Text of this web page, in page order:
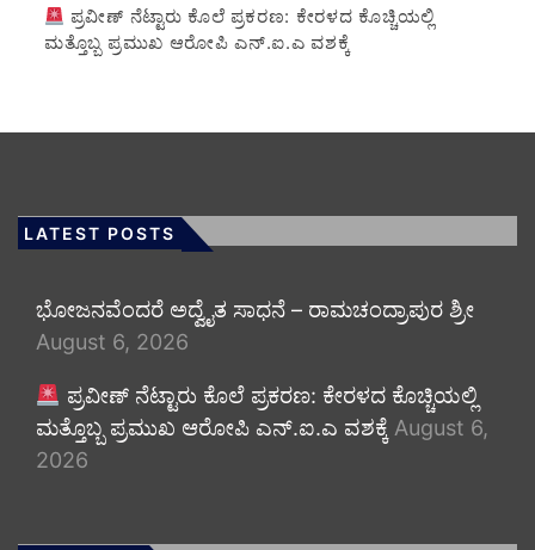
ಪ್ರವೀಣ್ ನೆಟ್ಟಾರು ಕೊಲೆ ಪ್ರಕರಣ: ಕೇರಳದ ಕೊಚ್ಚಿಯಲ್ಲಿ
ಮತ್ತೊಬ್ಬ ಪ್ರಮುಖ ಆರೋಪಿ ಎನ್.ಐ.ಎ ವಶಕ್ಕೆ
LATEST POSTS
ಭೋಜನವೆಂದರೆ ಅದ್ವೈತ ಸಾಧನೆ – ರಾಮಚಂದ್ರಾಪುರ ಶ್ರೀ
August 6, 2026
ಪ್ರವೀಣ್ ನೆಟ್ಟಾರು ಕೊಲೆ ಪ್ರಕರಣ: ಕೇರಳದ ಕೊಚ್ಚಿಯಲ್ಲಿ
ಮತ್ತೊಬ್ಬ ಪ್ರಮುಖ ಆರೋಪಿ ಎನ್.ಐ.ಎ ವಶಕ್ಕೆ August 6,
2026